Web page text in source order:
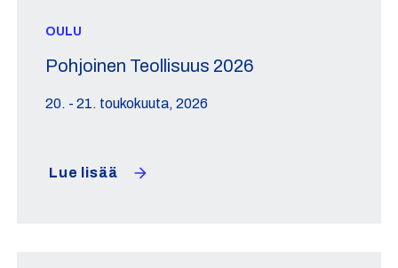
OULU
Pohjoinen Teollisuus 2026
20. - 21. toukokuuta, 2026
Lue lisää